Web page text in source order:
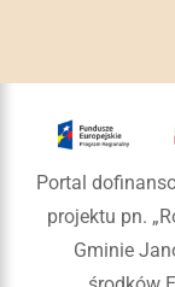
Portal
projektu pn.
Gminie